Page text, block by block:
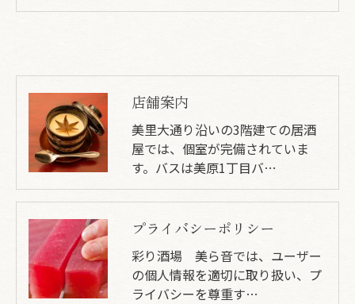
店舗案内
美里大通り沿いの3階建ての居酒
屋では、個室が完備されていま
す。バスは美原1丁目バ…
プライバシーポリシー
彩り酒場 美ら音では、ユーザー
の個人情報を適切に取り扱い、プ
ライバシーを尊重す…